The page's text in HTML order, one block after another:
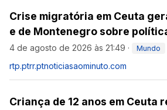
Crise migratória em Ceuta
e de Montenegro sobre
4 de agosto de 2026 às 21:49 · Mundo
rtp.ptrr.ptnoticiasaominuto.com
Criança de 12 anos em Ceuta